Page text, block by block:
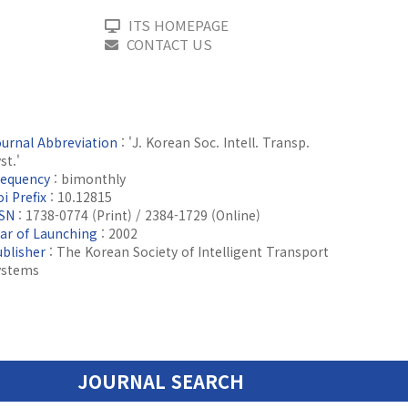
ITS HOMEPAGE
CONTACT US
Abbreviation : 'J. Korean Soc. Intell. Transp.
: bimonthly
Prefix : 10.12815
: 1738-0774 (Print) / 2384-1729 (Online)
of Launching : 2002
: The Korean Society of Intelligent Transport
JOURNAL SEARCH